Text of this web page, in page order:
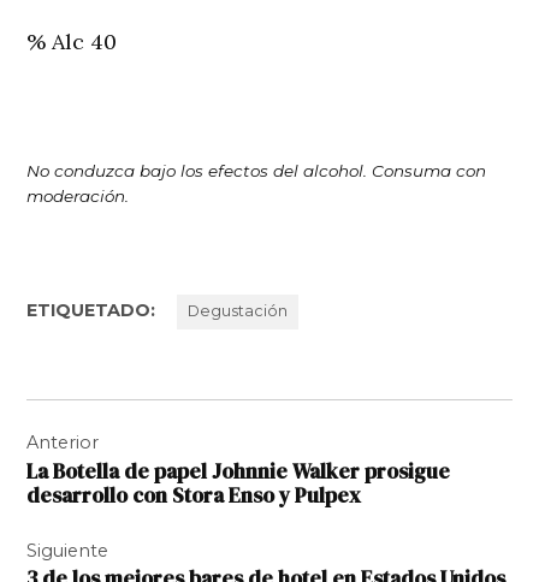
% Alc 40
No conduzca bajo los efectos del alcohol. Consuma con
moderación.
ETIQUETADO: Degustación
de
entradas
Anterior
La Botella de papel Johnnie Walker prosigue
desarrollo con Stora Enso y Pulpex
Siguiente